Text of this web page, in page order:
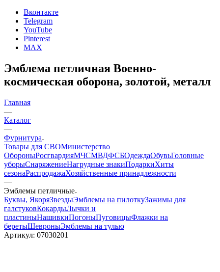
Вконтакте
Telegram
YouTube
Pinterest
MAX
Эмблема петличная Военно-
космическая оборона, золотой, металл
Главная
—
Каталог
—
Фурнитура
Товары для СВОМинистерство
ОбороныРосгвардияМЧСМВДФСБОдеждаОбувьГоловные
уборыСнаряжениеНагрудные знакиПодаркиХиты
сезонаРаспродажаХозяйственные принадлежности
—
Эмблемы петличные
Буквы, ЯкоряЗвездыЭмблемы на пилоткуЗажимы для
галстуковКокардыЛычки и
пластиныНашивкиПогоныПуговицыФлажки на
беретыШевроныЭмблемы на тулью
Артикул: 07030201